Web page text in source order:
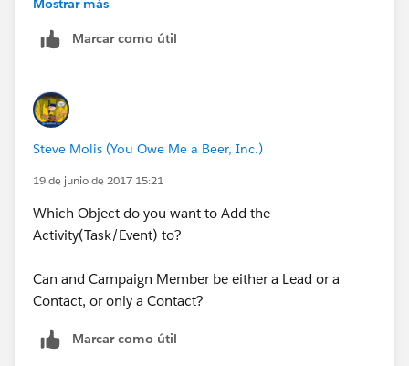
Mostrar más
Marcar como útil
Steve Molis (You Owe Me a Beer, Inc.)
19 de junio de 2017 15:21
Which Object do you want to Add the
Activity(Task/Event) to?
Can and Campaign Member be either a Lead or a
Contact, or only a Contact?
Marcar como útil